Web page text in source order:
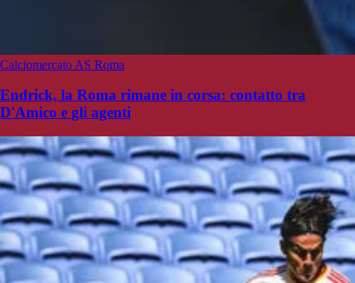
Calciomercato AS Roma
Endrick, la Roma rimane in corsa: contatto tra
D'Amico e gli agenti